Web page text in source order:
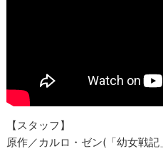
【スタッフ】
原作／カルロ・ゼン(「幼女戦記